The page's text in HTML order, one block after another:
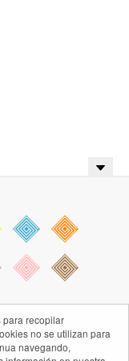
para recopilar
no se utilizan para
navegando,